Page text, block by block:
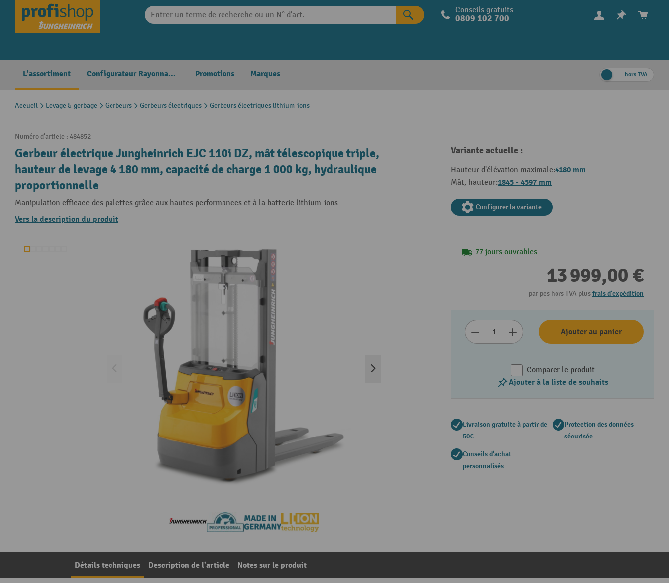
Skip to main navigation Conseils gratuits
0809 102 700
L'assortiment Configurateur Rayonnages Promotions Marques hors TVA
Accueil Levage & gerbage Gerbeurs Gerbeurs électriques Gerbeurs électriques lithium-ions
Numéro d'article : 484852
Gerbeur électrique Jungheinrich EJC 110i DZ, mât télescopique triple,
hauteur de levage 4 180 mm, capacité de charge 1 000 kg, hydraulique
proportionnelle
Manipulation efficace des palettes grâce aux hautes performances et à la batterie lithium-ions
Vers la description du produit
Variante actuelle :
Hauteur d'élévation maximale:4180 mm
Mât, hauteur:1845 - 4597 mm
Configurer la variante
77 jours ouvrables
13 999,00 €
par pcs hors TVA plusfrais d'expédition
Ajouter au panier
Comparer le produit
Ajouter à la liste de souhaits
Livraison gratuite à partir de
50€
Protection des données
sécurisée
Conseils d'achat
personnalisés
Détails techniques Description de l'article Notes sur le produit